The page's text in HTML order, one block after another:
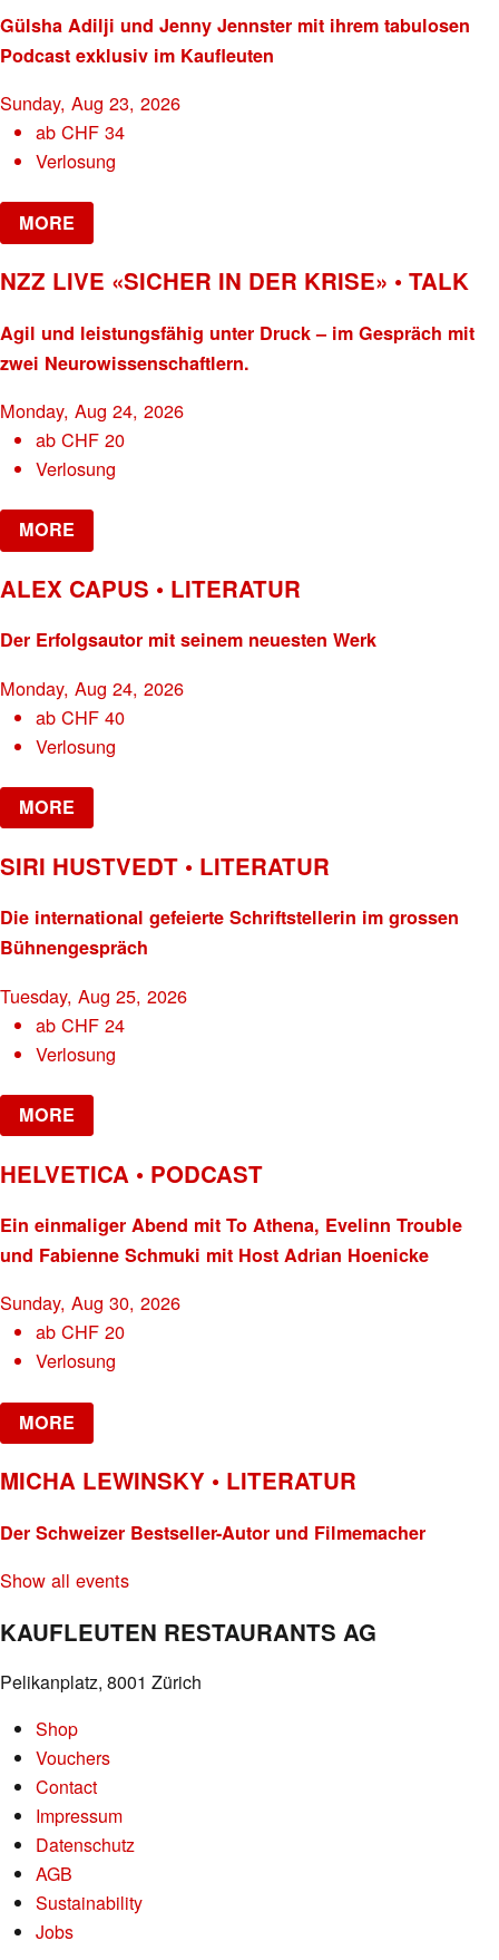
Gülsha Adilji und Jenny Jennster mit ihrem tabulosen
Podcast exklusiv im Kaufleuten
Sunday, Aug 23, 2026
abCHF 34
Verlosung
MORE
NZZ LIVE «SICHER IN DER KRISE» • TALK
Agil und leistungsfähig unter Druck – im Gespräch mit
zwei Neurowissenschaftlern.
Monday, Aug 24, 2026
abCHF 20
Verlosung
MORE
ALEX CAPUS • LITERATUR
Der Erfolgsautor mit seinem neuesten Werk
Monday, Aug 24, 2026
abCHF 40
Verlosung
MORE
SIRI HUSTVEDT • LITERATUR
Die international gefeierte Schriftstellerin im grossen
Bühnengespräch
Tuesday, Aug 25, 2026
abCHF 24
Verlosung
MORE
HELVETICA • PODCAST
Ein einmaliger Abend mit To Athena, Evelinn Trouble
und Fabienne Schmuki mit Host Adrian Hoenicke
Sunday, Aug 30, 2026
abCHF 20
Verlosung
MORE
MICHA LEWINSKY • LITERATUR
Der Schweizer Bestseller-Autor und Filmemacher
Show all events
KAUFLEUTEN RESTAURANTS AG
Pelikanplatz, 8001 Zürich
Shop
Vouchers
Contact
Impressum
Datenschutz
AGB
Sustainability
Jobs